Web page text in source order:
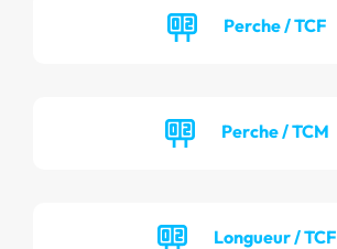
Perche / TCF
Perche / TCM
Longueur / TCF